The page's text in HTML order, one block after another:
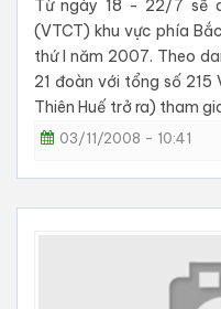
Từ ngày 18 - 22/7 sẽ
(VTCT) khu vực phía
thứ I năm 2007. Theo
21 đoàn với tổng số
Thiên Huế trở ra) tham
03/11/2008 - 10:41